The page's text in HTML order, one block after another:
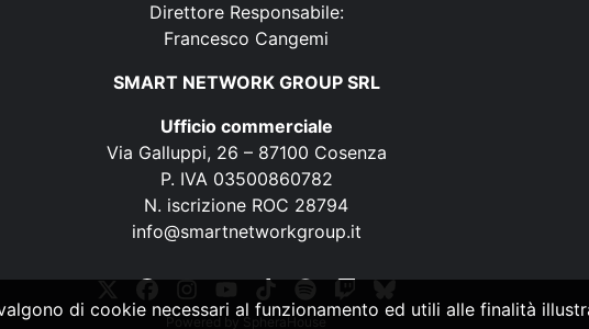
Direttore Responsabile:
Francesco Cangemi
SMART NETWORK GROUP SRL
Ufficio commerciale
Via Galluppi, 26 – 87100 Cosenza
P. IVA 03500860782
N. iscrizione ROC 28794
info@smartnetworkgroup.it
Powered by SpheraHouse
di cookie necessari al funzionamento ed utili alle finalità